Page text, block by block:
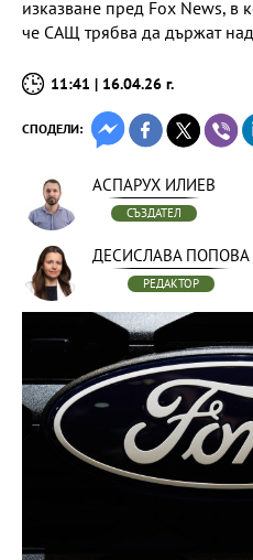
изказване пред Fox News, в
че САЩ трябва да държат
11:41 | 16.04.26 г.
СПОДЕЛИ:
АСПАРУХ ИЛИЕВ
СЪЗДАТЕЛ
ДЕСИСЛАВА ПОПОВА
РЕДАКТОР